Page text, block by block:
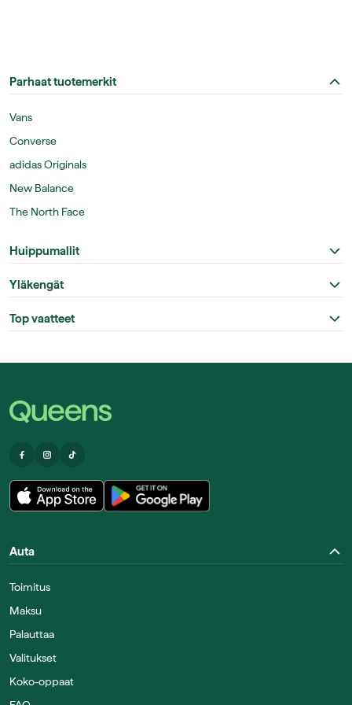
Parhaat tuotemerkit
Vans
Converse
adidas Originals
New Balance
The North Face
Huippumallit
Yläkengät
Top vaatteet
Auta
Toimitus
Maksu
Palauttaa
Valitukset
Koko-oppaat